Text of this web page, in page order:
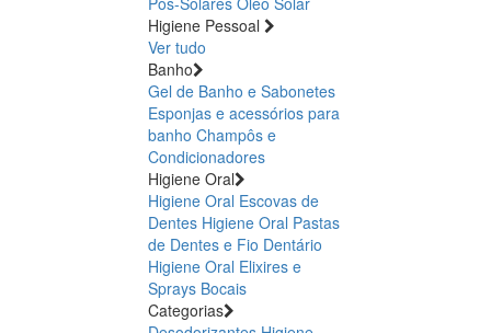
Higiene Pessoal
Ver tudo
Banho
Gel de Banho e Sabonetes
Esponjas e acessórios para
banho Champôs e
Condicionadores
Higiene Oral
Higiene Oral Escovas de
Dentes Higiene Oral Pastas
de Dentes e Fio Dentário
Higiene Oral Elixires e
Sprays Bocais
Categorias